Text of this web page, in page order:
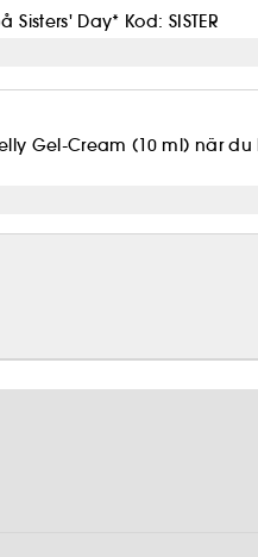
Day* Kod: SISTER
Gel-Cream (10 ml) när du